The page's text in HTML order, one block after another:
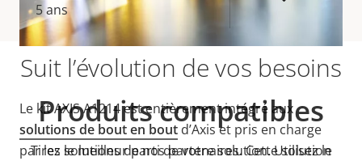
Suit l’évolution de vos besoins
Le kit AXIS A1214 est entièrement intégré aux
solutions de bout en bout d’Axis et pris en charge
par les solutions de nos partenaires. Cette solution
5 ans
Produits compatibles
Tirez le meilleur parti de votre solution. Utilisez le